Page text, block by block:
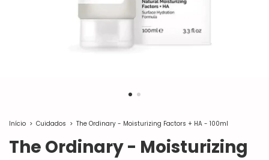
Início > Cuidados > The Ordinary - Moisturizing Factors + HA - 100ml
The Ordinary - Moisturizing